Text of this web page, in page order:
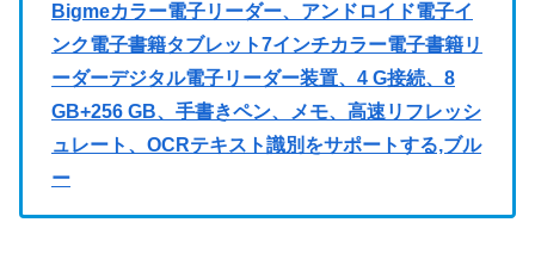
Bigmeカラー電子リーダー、アンドロイド電子イ
ンク電子書籍タブレット7インチカラー電子書籍リ
ーダーデジタル電子リーダー装置、4 G接続、8
GB+256 GB、手書きペン、メモ、高速リフレッシ
ュレート、OCRテキスト識別をサポートする,ブル
ー